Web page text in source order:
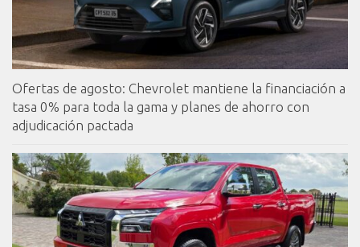
Ofertas de agosto: Chevrolet mantiene la financiación a
tasa 0% para toda la gama y planes de ahorro con
adjudicación pactada